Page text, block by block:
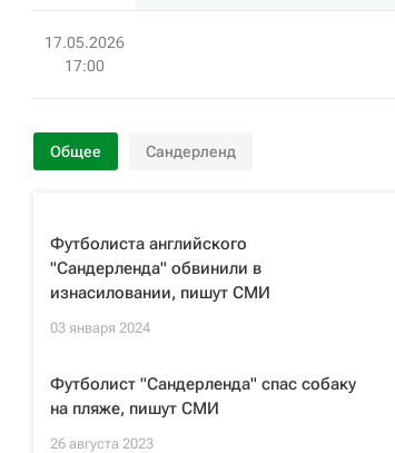
17.05.2026
17:00
Общее Сандерленд
Футболиста английского
"Сандерленда" обвинили в
изнасиловании, пишут СМИ
03 января 2024
Футболист "Сандерленда" спас собаку
на пляже, пишут СМИ
26 августа 2023